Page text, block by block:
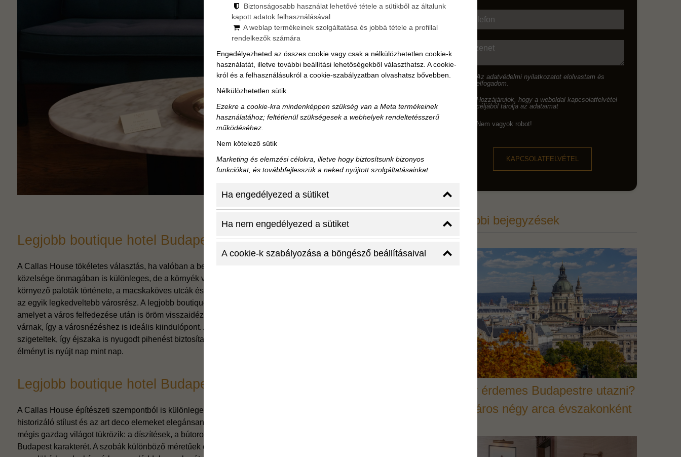
Legjobb boutique hotel Budapesten ikonikus környezetben
A Callas House tökéletes választás, ha valóban a belváros szívében szeretnél megszállni. A Bazilika és az Operaház
közelsége önmagában is különleges, de a környék valódi értéke a hangulatában rejlik. Az Andrássy út eleganciája, a
környező paloták története, a macskaköves utcák és a nyüzsgő kávéházak együtt teremtik meg azt a miliőt, ami miatt ez
az egyik legkedveltebb városrész. A legjobb boutique hotel Budapesten a Bazilikához közel olyan élményt kínál,
amelyet a város felfedezése után is öröm visszaidézni. Néhány lépésre metrómegálló, éttermek, galériák és üzletek
várnak, így a városnézéshez is ideális kiindulópont. A központi elhelyezkedés ellenére a szobák csendesek, jól
szigeteltek, így éjszaka is nyugodt pihenést biztosítanak. Ez az elhelyezkedés nemcsak praktikus, hanem esztétikai
élményt is nyújt nap mint nap.
Legjobb boutique hotel Budapesten történelmi hangulattal
A Callas House építészeti szempontból is különleges helyszín. Az épület Árkay Aladár tervei alapján készült, aki a
historizáló stílust és az art deco elemeket elegánsan ötvözte. A szálloda belső terei minden részletükben ezt a letisztult,
mégis gazdag világot tükrözik: a díszítések, a bútorok, a színek és a formák egységesen idézik meg a századfordulós
Budapest karakterét. A szobák különböző méretűek és elrendezésűek, így mindenki megtalálja a neki valót – akár
Telefon
Üzenet
Az adatvédelmi nyilatkozatot elolvastam és
elfogadom.
Hozzájárulok, hogy a weboldal kapcsolatfelvétel
céljából tárolja az adataimat
Nem vagyok robot!
KAPCSOLATFELVÉTEL
További bejegyzések
Mikor érdemes Budapestre utazni?
– A város négy arca évszakonként
Biztonságosabb használat lehetővé tétele a sütikből az általunk
kapott adatok felhasználásával
A weblap termékeinek szolgáltatása és jobbá tétele a profillal
rendelkezők számára
Engedélyezheted az összes cookie vagy csak a nélkülözhetetlen cookie-k
használatát, illetve további beállítási lehetőségekből választhatsz. A cookie-
król és a felhasználásukról a cookie-szabályzatban olvashatsz bővebben.
Nélkülözhetetlen sütik
Ezekre a cookie-kra mindenképpen szükség van a Meta termékeinek
használatához; feltétlenül szükségesek a webhelyek rendeltetésszerű
működéséhez.
Nem kötelező sütik
Marketing és elemzési célokra, illetve hogy biztosítsunk bizonyos
funkciókat, és továbbfejlesszük a neked nyújtott szolgáltatásainkat.
Ha engedélyezed a sütiket
Ha nem engedélyezed a sütiket
A cookie-k szabályozása a böngésző beállításaival